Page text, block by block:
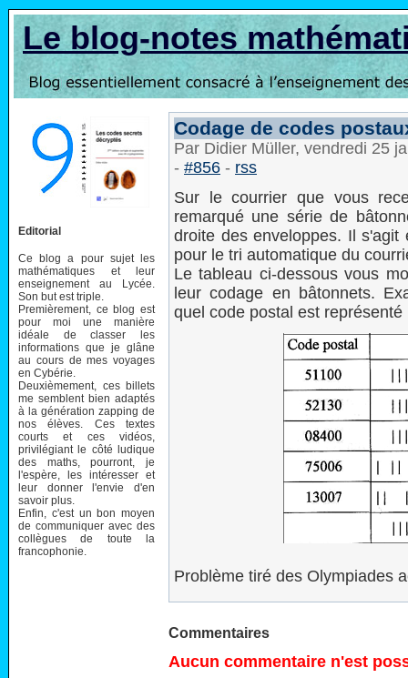
Le blog-notes
Editorial
Ce blog a pour sujet les
mathématiques et leur
enseignement au Lycée.
Son but est triple.
Premièrement, ce blog est
pour moi une manière
idéale de classer les
informations que je glâne
au cours de mes voyages
en Cybérie.
Deuxièmement, ces billets
me semblent bien adaptés
à la génération zapping de
nos élèves. Ces textes
courts et ces vidéos,
privilégiant le côté ludique
des maths, pourront, je
l'espère, les intéresser et
leur donner l'envie d'en
savoir plus.
Enfin, c'est un bon moyen
de communiquer avec des
collègues de toute la
francophonie.
Codage de codes
Par Didier Müller, vendredi 25
- #856 - rss
Sur le courrier que vous
remarqué une série de
droite des enveloppes. Il
pour le tri automatique du
Le tableau ci-dessous vous
leur codage en bâtonnets.
quel code postal est
Problème tiré des Olympiades
Commentaires
Aucun commentaire n'est